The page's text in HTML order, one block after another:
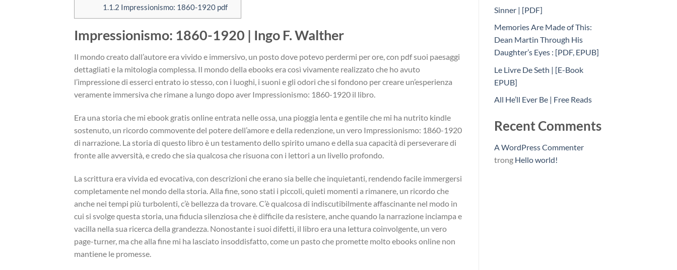
1.1.2 Impressionismo: 1860-1920 pdf
Impressionismo: 1860-1920 | Ingo F. Walther
Il mondo creato dall’autore era vivido e immersivo, un posto dove potevo perdermi per ore, con pdf suoi paesaggi
dettagliati e la mitologia complessa. Il mondo della ebooks era così vivamente realizzato che ho avuto
l’impressione di esserci entrato io stesso, con i luoghi, i suoni e gli odori che si fondono per creare un’esperienza
veramente immersiva che rimane a lungo dopo aver Impressionismo: 1860-1920 il libro.
Era una storia che mi ebook gratis online entrata nelle ossa, una pioggia lenta e gentile che mi ha nutrito kindle
sostenuto, un ricordo commovente del potere dell’amore e della redenzione, un vero Impressionismo: 1860-1920
di narrazione. La storia di questo libro è un testamento dello spirito umano e della sua capacità di perseverare di
fronte alle avversità, e credo che sia qualcosa che risuona con i lettori a un livello profondo.
La scrittura era vivida ed evocativa, con descrizioni che erano sia belle che inquietanti, rendendo facile immergersi
completamente nel mondo della storia. Alla fine, sono stati i piccoli, quieti momenti a rimanere, un ricordo che
anche nei tempi più turbolenti, c’è bellezza da trovare. C’è qualcosa di indiscutibilmente affascinante nel modo in
cui si svolge questa storia, una fiducia silenziosa che è difficile da resistere, anche quando la narrazione inciampa e
vacilla nella sua ricerca della grandezza. Nonostante i suoi difetti, il libro era una lettura coinvolgente, un vero
page-turner, ma che alla fine mi ha lasciato insoddisfatto, come un pasto che promette molto ebooks online non
mantiene le promesse.
Sinner | [PDF]
Memories Are Made of This:
Dean Martin Through His
Daughter’s Eyes : [PDF, EPUB]
Le Livre De Seth | [E-Book
EPUB]
All He’ll Ever Be | Free Reads
Recent Comments
A WordPress Commenter
trong Hello world!